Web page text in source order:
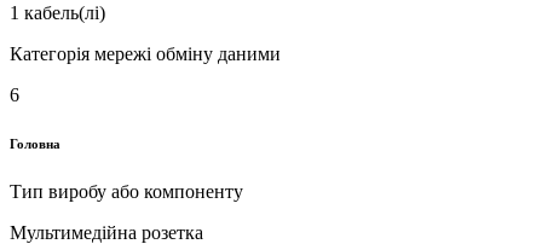
1 кабель(лі)
Категорія мережі обміну даними
6
Головна
Тип виробу або компоненту
Мультимедійна розетка